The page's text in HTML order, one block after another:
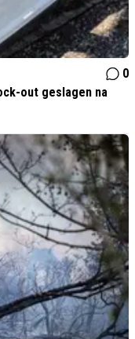
0
out geslagen na